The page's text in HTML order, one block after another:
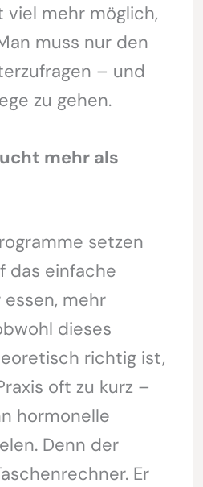
mehr möglich,
muss nur den
– und
zu gehen.
mehr als
setzen
das einfache
essen, mehr
dieses
richtig ist,
oft zu kurz –
hormonelle
Denn der
Er